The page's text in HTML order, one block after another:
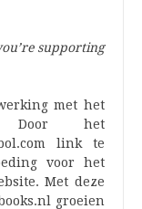
supporting
met het
Door het
link te
voor het
Met deze
groeien